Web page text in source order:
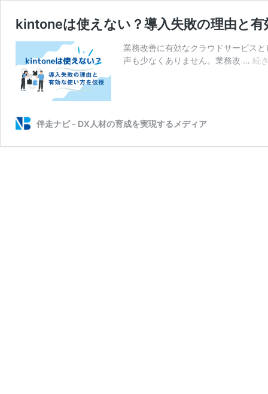
kintoneは使えない？導入失敗の理由と有
業務改善に有効なクラウドサービス
声も少なくありません。業務改 … 続
伴走ナビ - DX人材の育成を実現するメディア